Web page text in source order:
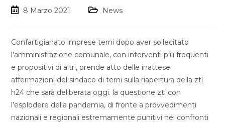
8 Marzo 2021 News
Confartigianato imprese terni dopo aver sollecitato
l’amministrazione comunale, con interventi più frequenti
e propositivi di altri, prende atto delle inattese
affermazioni del sindaco di terni sulla riapertura della ztl
h24 che sarà deliberata oggi. la questione ztl con
l’esplodere della pandemia, di fronte a provvedimenti
nazionali e regionali estremamente punitivi nei confronti